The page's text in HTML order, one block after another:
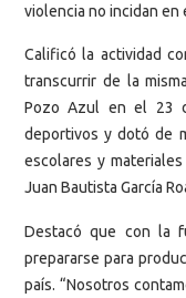
violencia no incidan
Calificó la actividad
transcurrir de la
Pozo Azul en el 23
deportivos y dotó de
escolares y
Juan Bautista García
Destacó que con la
prepararse para
país. “Nosotros